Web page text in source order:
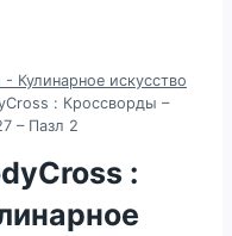
Кулинарное искусство
: Кроссворды –
– Пазл 2
: